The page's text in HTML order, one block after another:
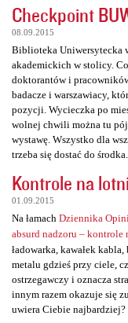
Checkpoint
08.09.2015
Biblioteka Uniwersytecka
akademickich w stolicy.
doktorantów i
badacze i warszawiacy,
pozycji. Wycieczka po
wolnej chwili można tu
wystawę. Wszystko dla
trzeba się dostać do środka.
Kontrole na
01.09.2015
Na łamach Dziennika
absurd nadzoru – kontrole
ładowarka, kawałek
metalu gdzieś przy ciele,
ostrzegawczy i oznacza
innym razem okazuje się
uwiera Ciebie najbardziej?